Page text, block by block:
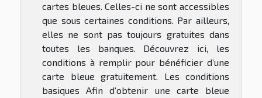
cartes bleues. Celles-ci ne sont accessibles
que sous certaines conditions. Par ailleurs,
elles ne sont pas toujours gratuites dans
toutes les banques. Découvrez ici, les
conditions à remplir pour bénéficier d’une
carte bleue gratuitement. Les conditions
basiques Afin d’obtenir une carte bleue